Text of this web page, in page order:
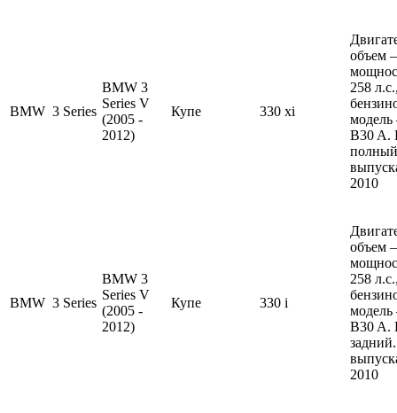
BMW 3 Series
BMW 3
Series V
(2005 -
2012)
Купе 330 xi
объем
258
B30 A.
2010
BMW 3 Series
BMW 3
Series V
(2005 -
2012)
Купе 330 i
объем
258
B30 A.
2010